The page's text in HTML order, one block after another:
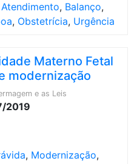
Atendimento, Balanço,
, Obstetrícia, Urgência
Materno Fetal
modernização
e as Leis
2019
, Modernização,